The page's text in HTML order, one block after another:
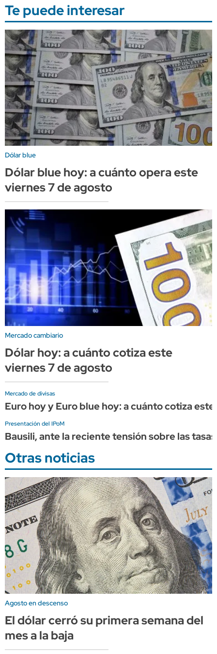
Te puede interesar
Dólar blue
Dólar blue hoy: a cuánto opera este
viernes 7 de agosto
Mercado cambiario
Dólar hoy: a cuánto cotiza este
viernes 7 de agosto
Mercado de divisas
Euro hoy y Euro blue hoy: a cuánto cotiza
Presentación del IPoM
Bausili, ante la reciente tensión sobre las
Otras noticias
Agosto en descenso
El dólar cerró su primera semana del
mes a la baja